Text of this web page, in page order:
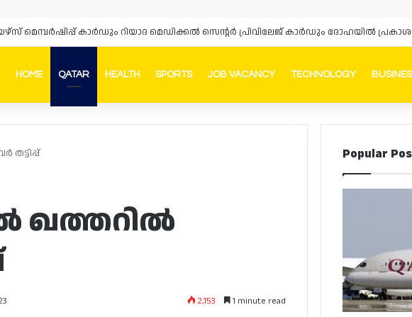
മെമ്പർഷിപ്പ് കാർഡും റിയാദ മെഡിക്കൽ സെന്റർ പ്രിവിലേജ് കാർഡും ദോഹയിൽ
HOME QATAR HEALTH SPORTS JOB VACANCY TECHNOLOGY
FacebookInstagram
Telegram
Whatsapp
ഖത്തറിൽ
2,153 1 minute read
Popular